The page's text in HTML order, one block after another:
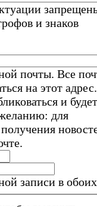
и знаков
почты. Все
на этот
и будет
для
записи в